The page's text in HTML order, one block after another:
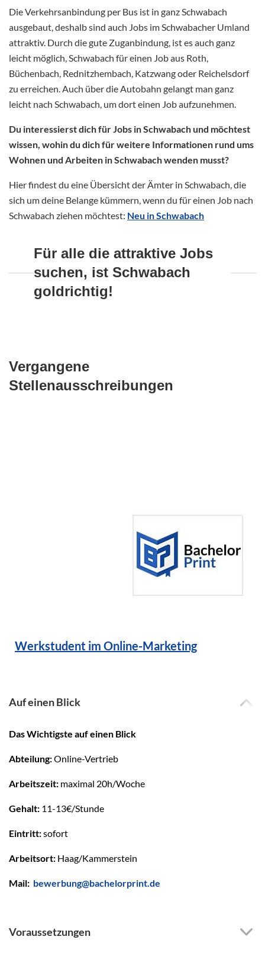
Die Verkehrsanbindung per Bus ist in ganz Schwabach
ausgebaut, deshalb sind auch Jobs im Schwabacher Umland
attraktiv. Durch die gute Zuganbindung, ist es auch ganz
leicht möglich, Schwabach für einen Job aus Roth,
Büchenbach, Rednitzhembach, Katzwang oder Reichelsdorf
zu erreichen. Auch über die Autobahn gelangt man ganz
leicht nach Schwabach, um dort einen Job aufzunehmen.
Du interessierst dich für Jobs in Schwabach und möchtest
wissen, wohin du dich für weitere Informationen rund ums
Wohnen und Arbeiten in Schwabach wenden musst?
Hier findest du eine Übersicht der Ämter in Schwabach, die
sich um deine Belange kümmern, wenn du für einen Job nach
Schwabach ziehen möchtest: Neu in Schwabach
Für alle die attraktive Jobs
suchen, ist Schwabach
goldrichtig!
Vergangene
Stellenausschreibungen
Werkstudent im Online-Marketing
Auf einen Blick
Das Wichtigste auf einen Blick
Abteilung:Online-Vertrieb
Arbeitszeit: maximal 20h/Woche
Gehalt: 11-13€/Stunde
Eintritt:sofort
Arbeitsort: Haag/Kammerstein
Mail: bewerbung@bachelorprint.de
Voraussetzungen